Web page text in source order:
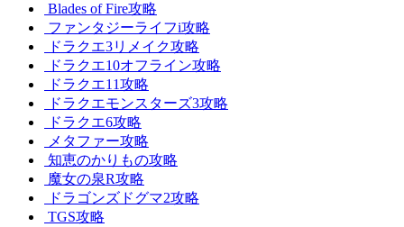
Blades of Fire攻略
ファンタジーライフi攻略
ドラクエ3リメイク攻略
ドラクエ10オフライン攻略
ドラクエ11攻略
ドラクエモンスターズ3攻略
ドラクエ6攻略
メタファー攻略
知恵のかりもの攻略
魔女の泉R攻略
ドラゴンズドグマ2攻略
TGS攻略